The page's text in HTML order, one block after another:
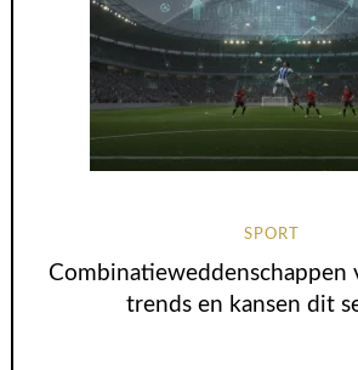
SPORT
Combinatieweddenschappen
trends en kansen dit